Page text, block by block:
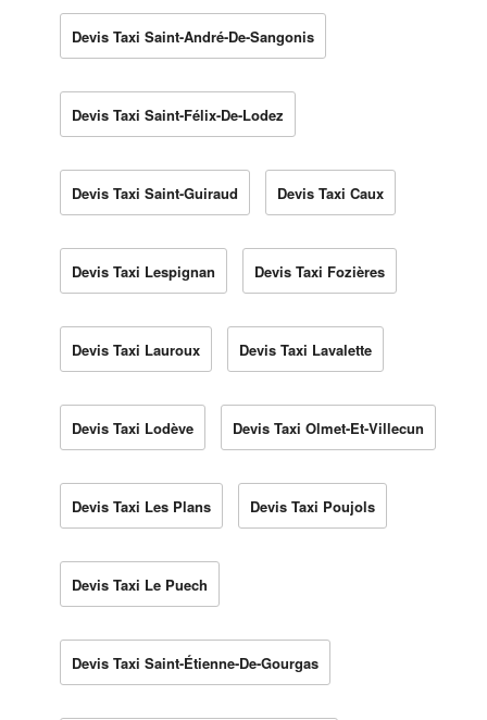
Devis Taxi Saint-André-De-Sangonis
Devis Taxi Saint-Félix-De-Lodez
Devis Taxi Saint-Guiraud Devis Taxi Caux
Devis Taxi Lespignan Devis Taxi Fozières
Devis Taxi Lauroux Devis Taxi Lavalette
Devis Taxi Lodève Devis Taxi Olmet-Et-Villecun
Devis Taxi Les Plans Devis Taxi Poujols
Devis Taxi Le Puech
Devis Taxi Saint-Étienne-De-Gourgas